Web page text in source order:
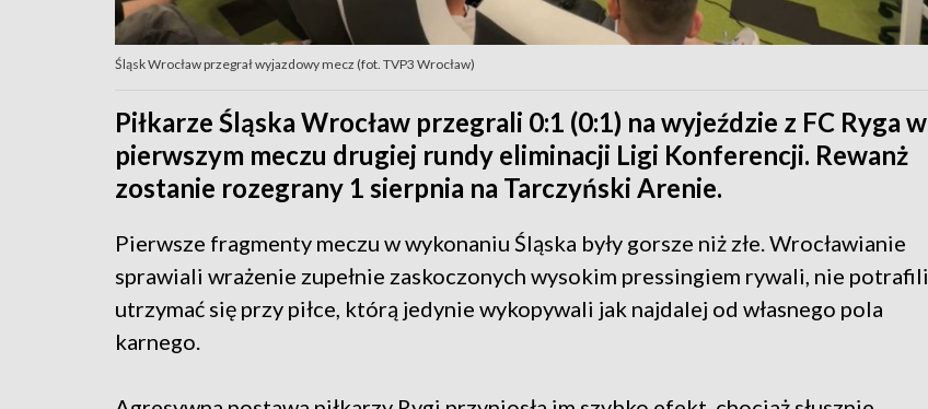
Śląsk Wrocław przegrał wyjazdowy mecz (fot. TVP3 Wrocław)
Piłkarze Śląska Wrocław przegrali 0:1 (0:1) na wyjeździe z FC Ryga w
pierwszym meczu drugiej rundy eliminacji Ligi Konferencji. Rewanż
zostanie rozegrany 1 sierpnia na Tarczyński Arenie.
Pierwsze fragmenty meczu w wykonaniu Śląska były gorsze niż złe. Wrocławianie
sprawiali wrażenie zupełnie zaskoczonych wysokim pressingiem rywali, nie potrafili
utrzymać się przy piłce, którą jedynie wykopywali jak najdalej od własnego pola
karnego.